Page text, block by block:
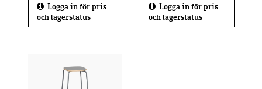
Logga in för pris
och lagerstatus
Logga in för pris
och lagerstatus